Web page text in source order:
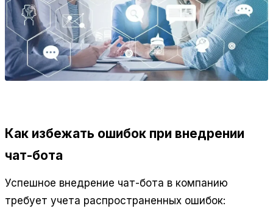
Как избежать ошибок при внедрении
чат-бота
Успешное внедрение чат-бота в компанию
требует учета распространенных ошибок: